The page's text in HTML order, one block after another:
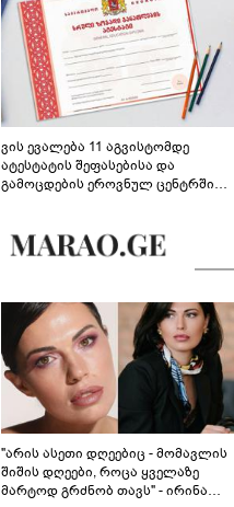
ვის ევალება 11 აგვისტომდე
ატესტატის შეფასებისა და
გამოცდების ეროვნულ ცენტრში
"არის ასეთი დღეებიც - მომავლის
შიშის დღეები, როცა ყველაზე
მარტოდ გრძნობ თავს" - ირინა